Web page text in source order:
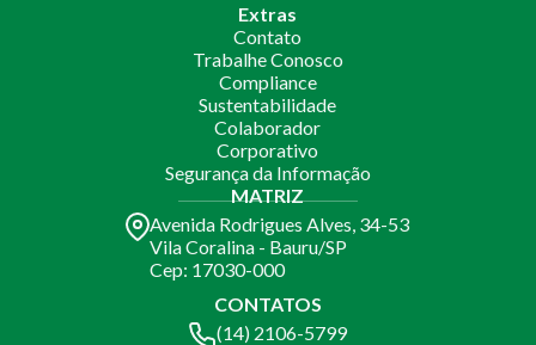
Extras
Contato
Trabalhe Conosco
Compliance
Sustentabilidade
Colaborador
Corporativo
Segurança da Informação
MATRIZ
Avenida Rodrigues Alves, 34-53
Vila Coralina - Bauru/SP
Cep: 17030-000
CONTATOS
(14) 2106-5799